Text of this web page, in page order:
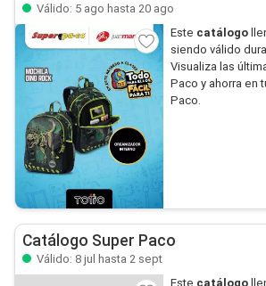
Válido: 5 ago hasta 20 ago
Este catálogo
siendo válido
Visualiza las
Paco y ahorra en
Paco.
Catálogo Super Paco
Válido: 8 jul hasta 2 sept
Este catálogo